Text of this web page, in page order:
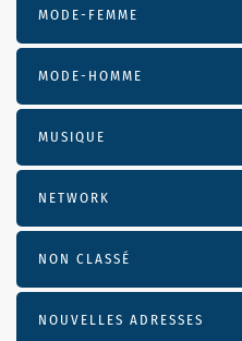
MODE-FEMME
MODE-HOMME
MUSIQUE
NETWORK
NON CLASSÉ
NOUVELLES ADRESSES